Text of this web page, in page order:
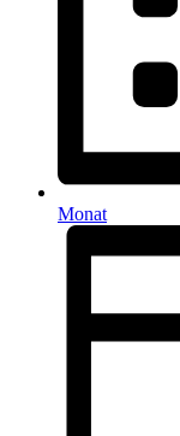
Monat